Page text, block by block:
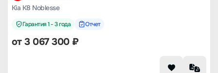
Kia K8 Noblesse
Гарантия 1 - 3 года Отчет
от3 067 300₽